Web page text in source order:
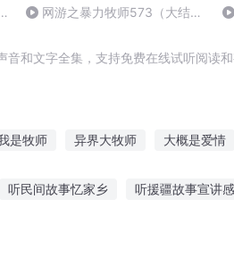
网游之暴力牧师573（大结
和文字全集，支持免费在线试听阅读和
是牧师 异界大牧师 大概是爱情
听民间故事忆家乡 听援疆故事宣讲